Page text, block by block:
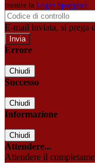
tramite la Login Spaggiari
E-mail inviata, si prega
Errore
Chiudi
Successo
Chiudi
Informazione
Chiudi
Attendere...
Attendere il